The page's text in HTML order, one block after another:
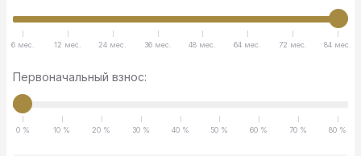
6 мес. 12 мес. 24 мес. 36 мес. 48 мес. 64 мес. 72 мес. 84 мес.
Первоначальный взнос:
0 % 10 % 20 % 30 % 40 % 50 % 60 % 70 % 80 %